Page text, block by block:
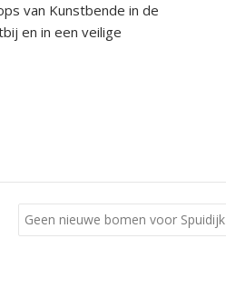
van Kunstbende in de
en in een veilige
Geen nieuwe bomen voor Spuidijk